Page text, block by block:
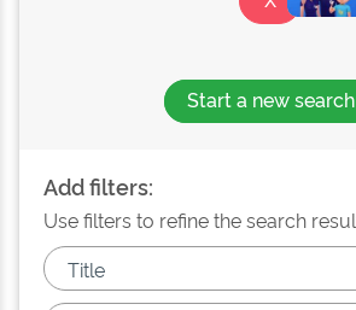
Start a new search
Add filters:
Use filters to refine the search